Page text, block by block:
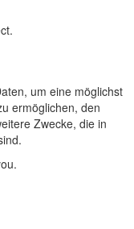
um eine möglichst
ermöglichen, den
Zwecke, die in